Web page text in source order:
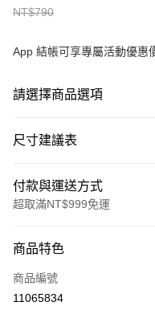
NT$790
App 結帳可享專屬活動優惠
請選擇商品選項
尺寸建議表
付款與運送方式
超取滿NT$999免運
信用卡一次付款
超商取貨付款
商品特色
商品編號
11065834